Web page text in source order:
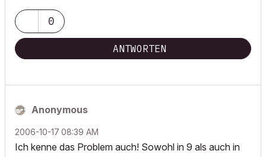
0
ANTWORTEN
Anonymous
‎2006-10-17 08:39 AM
Ich kenne das Problem auch! Sowohl in 9 als auch in